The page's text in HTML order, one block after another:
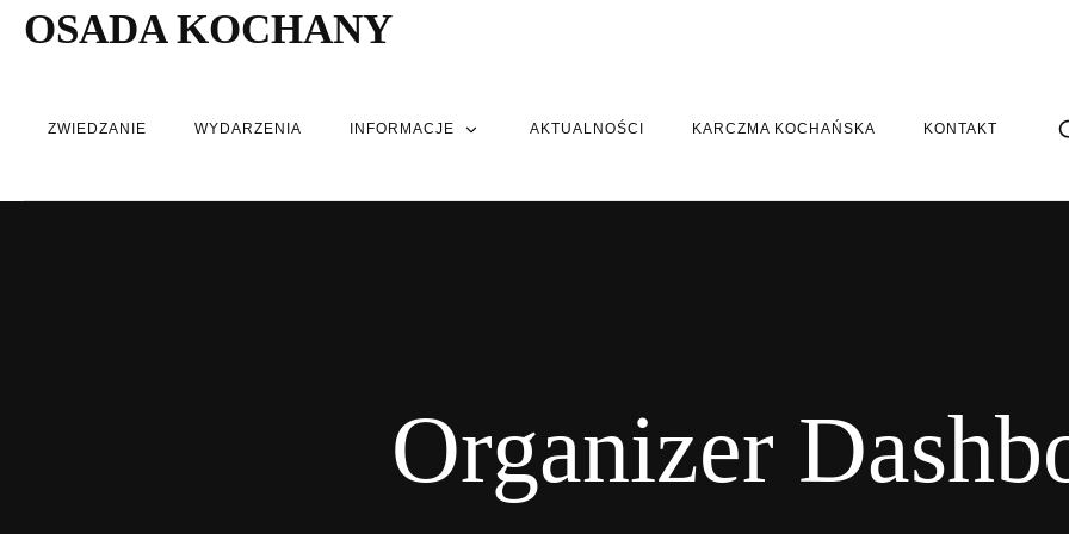
OSADA KOCHANY
ZWIEDZANIE WYDARZENIA INFORMACJE AKTUALNOŚCI KARCZMA KOCHAŃSKA KONTAKT
Organizer